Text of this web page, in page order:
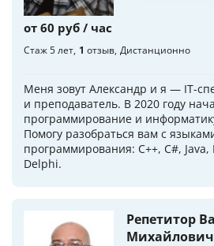
от 60 руб / час
Стаж 5 лет 1 отзыв Дистанционно
Меня зовут Александр и я — IT-
и преподаватель. В 2020 году
программирование и
Помогу разобраться вам с
программирования: С++, C#, Java,
Delphi.
Репетитор
Михайлович